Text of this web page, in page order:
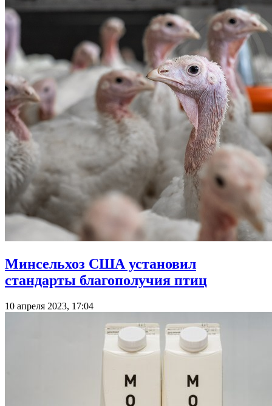
Минсельхоз США установил
стандарты благополучия птиц
10 апреля 2023, 17:04